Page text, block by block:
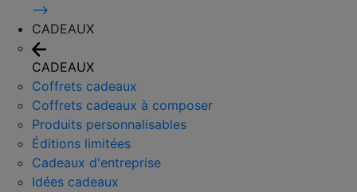
⟶
CADEAUX
CADEAUX
Coffrets cadeaux
Coffrets cadeaux à composer
Produits personnalisables
Éditions limitées
Cadeaux d'entreprise
Idées cadeaux